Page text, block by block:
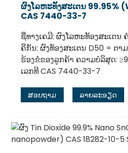
ຜົງໂລຫະທັງສະເຕນ 99.95%
CAS 7440-33-7
ຊື່ທາງເຄມີ: ຜົງໂລຫະທັອງສະເຕນ
ຄືກັນ: ຜົງທັອງສະເຕນ D50 = ຕາ
ຮ້ອງຂໍຂອງລູກຄ້າ ຄວາມບໍລິສຸດ:
ເລກທີ CAS 7440-33-7
ສອບຖາມ ລາຍລະອຽດ